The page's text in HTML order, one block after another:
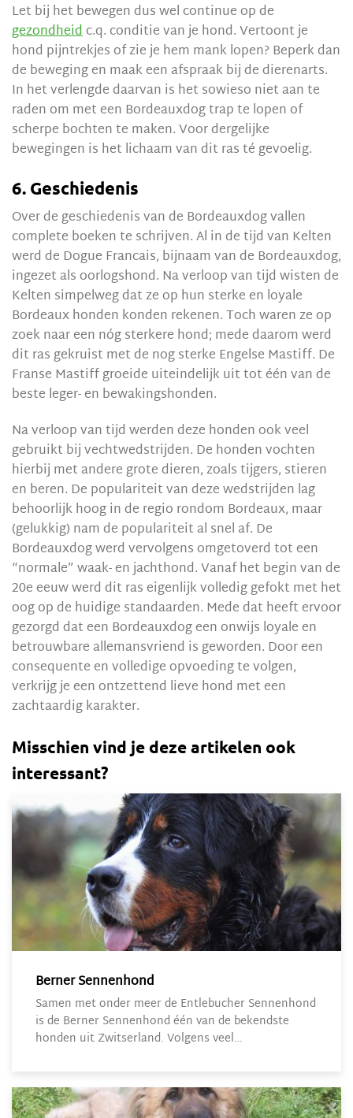
Let bij het bewegen dus wel continue op de
gezondheidc.q. conditie van je hond. Vertoont je
hond pijntrekjes of zie je hem mank lopen? Beperk dan
de beweging en maak een afspraak bij de dierenarts.
In het verlengde daarvan is het sowieso niet aan te
raden om met een Bordeauxdog trap te lopen of
scherpe bochten te maken. Voor dergelijke
bewegingen is het lichaam van dit ras té gevoelig.
6. Geschiedenis
Over de geschiedenis van de Bordeauxdog vallen
complete boeken te schrijven. Al in de tijd van Kelten
werd de Dogue Francais, bijnaam van de Bordeauxdog,
ingezet als oorlogshond. Na verloop van tijd wisten de
Kelten simpelweg dat ze op hun sterke en loyale
Bordeaux honden konden rekenen. Toch waren ze op
zoek naar een nóg sterkere hond; mede daarom werd
dit ras gekruist met de nog sterke Engelse Mastiff. De
Franse Mastiff groeide uiteindelijk uit tot één van de
beste leger- en bewakingshonden.
Na verloop van tijd werden deze honden ook veel
gebruikt bij vechtwedstrijden. De honden vochten
hierbij met andere grote dieren, zoals tijgers, stieren
en beren. De populariteit van deze wedstrijden lag
behoorlijk hoog in de regio rondom Bordeaux, maar
(gelukkig) nam de populariteit al snel af. De
Bordeauxdog werd vervolgens omgetoverd tot een
“normale” waak- en jachthond. Vanaf het begin van de
20e eeuw werd dit ras eigenlijk volledig gefokt met het
oog op de huidige standaarden. Mede dat heeft ervoor
gezorgd dat een Bordeauxdog een onwijs loyale en
betrouwbare allemansvriend is geworden. Door een
consequente en volledige opvoeding te volgen,
verkrijg je een ontzettend lieve hond met een
zachtaardig karakter.
Misschien vind je deze artikelen ook
interessant?
Berner Sennenhond
Samen met onder meer de Entlebucher Sennenhond
is de Berner Sennenhond één van de bekendste
honden uit Zwitserland. Volgens veel…